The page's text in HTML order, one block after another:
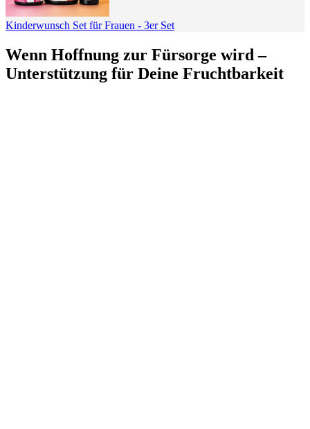
Kinderwunsch Set für Frauen - 3er Set
Wenn Hoffnung zur Fürsorge wird –
Unterstützung für Deine Fruchtbarkeit